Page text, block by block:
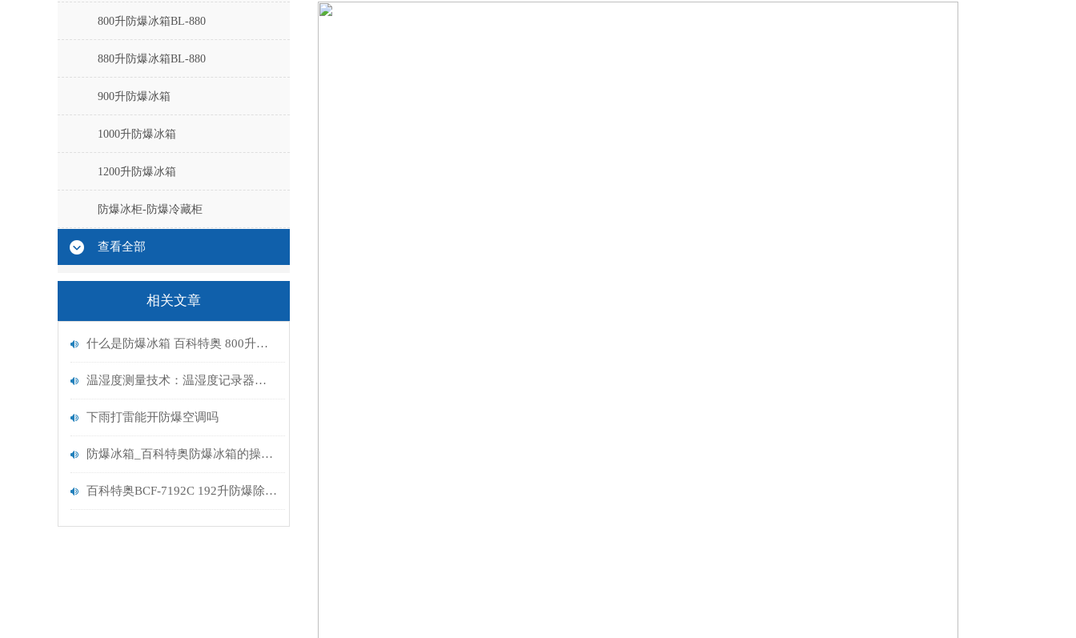
800升防爆冰箱BL-880
880升防爆冰箱BL-880
900升防爆冰箱
1000升防爆冰箱
1200升防爆冰箱
防爆冰柜-防爆冷藏柜
查看全部
相关文章
什么是防爆冰箱 百科特奥 800升防爆冰箱BL-880
温湿度测量技术：温湿度记录器原理及应用
下雨打雷能开防爆空调吗
防爆冰箱_百科特奥防爆冰箱的操作与维护攻略
百科特奥BCF-7192C 192升防爆除湿机 使用寿命有多长